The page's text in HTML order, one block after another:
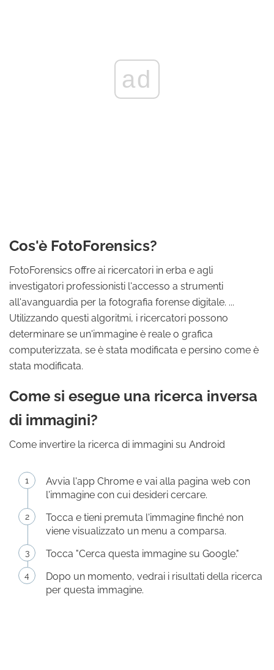
ad
Cos'è FotoForensics?
FotoForensics offre ai ricercatori in erba e agli
investigatori professionisti l'accesso a strumenti
all'avanguardia per la fotografia forense digitale. ...
Utilizzando questi algoritmi, i ricercatori possono
determinare se un'immagine è reale o grafica
computerizzata, se è stata modificata e persino come è
stata modificata.
Come si esegue una ricerca inversa
di immagini?
Come invertire la ricerca di immagini su Android
Avvia l'app Chrome e vai alla pagina web con
l'immagine con cui desideri cercare.
Tocca e tieni premuta l'immagine finché non
viene visualizzato un menu a comparsa.
Tocca "Cerca questa immagine su Google."
Dopo un momento, vedrai i risultati della ricerca
per questa immagine.